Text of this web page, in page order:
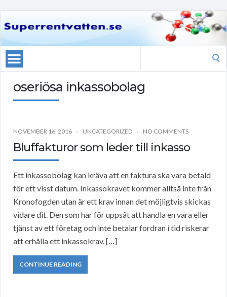
oseriösa inkassobolag
NOVEMBER 16, 2016 UNCATEGORIZED NO COMMENTS
Bluffakturor som leder till inkasso
Ett inkassobolag kan kräva att en faktura ska vara betald
för ett visst datum. Inkassokravet kommer alltså inte från
Kronofogden utan är ett krav innan det möjligtvis skickas
vidare dit. Den som har för uppsåt att handla en vara eller
tjänst av ett företag och inte betalar fordran i tid riskerar
att erhålla ett inkassokrav. […]
CONTINUE READING